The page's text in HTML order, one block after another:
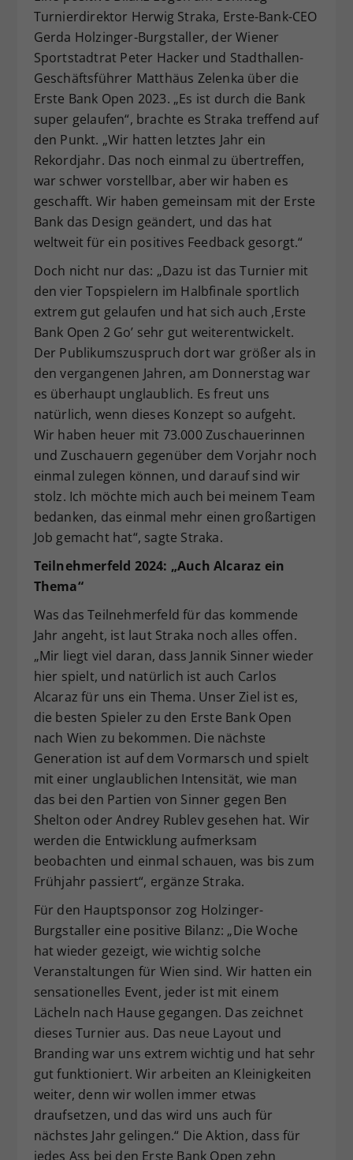
Turnierdirektor Herwig Straka, Erste-Bank-CEO
Gerda Holzinger-Burgstaller, der Wiener
Sportstadtrat Peter Hacker und Stadthallen-
Geschäftsführer Matthäus Zelenka über die
Erste Bank Open 2023. „Es ist durch die Bank
super gelaufen“, brachte es Straka treffend auf
den Punkt. „Wir hatten letztes Jahr ein
Rekordjahr. Das noch einmal zu übertreffen,
war schwer vorstellbar, aber wir haben es
geschafft. Wir haben gemeinsam mit der Erste
Bank das Design geändert, und das hat
weltweit für ein positives Feedback gesorgt.“
Doch nicht nur das: „Dazu ist das Turnier mit
den vier Topspielern im Halbfinale sportlich
extrem gut gelaufen und hat sich auch ,Erste
Bank Open 2 Go’ sehr gut weiterentwickelt.
Der Publikumszuspruch dort war größer als in
den vergangenen Jahren, am Donnerstag war
es überhaupt unglaublich. Es freut uns
natürlich, wenn dieses Konzept so aufgeht.
Wir haben heuer mit 73.000 Zuschauerinnen
und Zuschauern gegenüber dem Vorjahr noch
einmal zulegen können, und darauf sind wir
stolz. Ich möchte mich auch bei meinem Team
bedanken, das einmal mehr einen großartigen
Job gemacht hat“, sagte Straka.
Teilnehmerfeld 2024: „Auch Alcaraz ein
Thema“
Was das Teilnehmerfeld für das kommende
Jahr angeht, ist laut Straka noch alles offen.
„Mir liegt viel daran, dass Jannik Sinner wieder
hier spielt, und natürlich ist auch Carlos
Alcaraz für uns ein Thema. Unser Ziel ist es,
die besten Spieler zu den Erste Bank Open
nach Wien zu bekommen. Die nächste
Generation ist auf dem Vormarsch und spielt
mit einer unglaublichen Intensität, wie man
das bei den Partien von Sinner gegen Ben
Shelton oder Andrey Rublev gesehen hat. Wir
werden die Entwicklung aufmerksam
beobachten und einmal schauen, was bis zum
Frühjahr passiert“, ergänze Straka.
Für den Hauptsponsor zog Holzinger-
Burgstaller eine positive Bilanz: „Die Woche
hat wieder gezeigt, wie wichtig solche
Veranstaltungen für Wien sind. Wir hatten ein
sensationelles Event, jeder ist mit einem
Lächeln nach Hause gegangen. Das zeichnet
dieses Turnier aus. Das neue Layout und
Branding war uns extrem wichtig und hat sehr
gut funktioniert. Wir arbeiten an Kleinigkeiten
weiter, denn wir wollen immer etwas
draufsetzen, und das wird uns auch für
nächstes Jahr gelingen.“ Die Aktion, dass für
jedes Ass bei den Erste Bank Open zehn
Zweck
Dieser Wert speichert Ihre Consent-
Einstellungen. Unter anderem eine
zufällig generierte ID, für die
historische Speicherung Ihrer
Webseiten-Betreiber dies eingestellt
hat.